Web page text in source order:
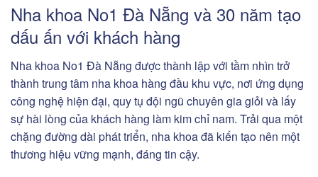
Nha khoa No1 Đà Nẵng và 30 năm tạo
dấu ấn với khách hàng
Nha khoa No1 Đà Nẵng được thành lập với tầm nhìn trở
thành trung tâm nha khoa hàng đầu khu vực, nơi ứng dụng
công nghệ hiện đại, quy tụ đội ngũ chuyên gia giỏi và lấy
sự hài lòng của khách hàng làm kim chỉ nam. Trải qua một
chặng đường dài phát triển, nha khoa đã kiến tạo nên một
thương hiệu vững mạnh, đáng tin cậy.